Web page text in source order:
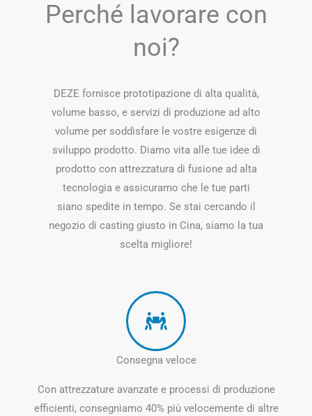
Perché lavorare con
noi?
DEZE fornisce prototipazione di alta qualità,
volume basso, e servizi di produzione ad alto
volume per soddisfare le vostre esigenze di
sviluppo prodotto. Diamo vita alle tue idee di
prodotto con attrezzatura di fusione ad alta
tecnologia e assicuramo che le tue parti
siano spedite in tempo. Se stai cercando il
negozio di casting giusto in Cina, siamo la tua
scelta migliore!
Consegna veloce
Con attrezzature avanzate e processi di produzione
efficienti, consegniamo 40% più velocemente di altre